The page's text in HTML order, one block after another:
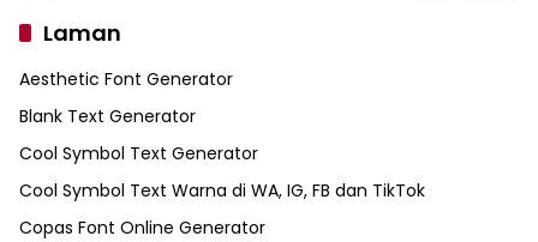
Laman
Aesthetic Font Generator
Blank Text Generator
Cool Symbol Text Generator
Cool Symbol Text Warna di WA, IG, FB dan TikTok
Copas Font Online Generator